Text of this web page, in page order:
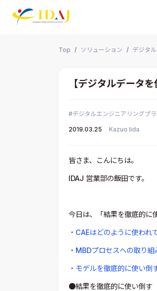
Top ソリューション デジタ
【デジタルデータ
デジタルエンジニアリングプ
2019.03.25 Kazuo Iida
皆さま、こんにちは。
IDAJ 営業部の飯田です。
今日は、「結果を徹底的に
・CAEはどのように使われ
・MBDプロセスへの取り組
・モデルを徹底的に使い倒
●結果を徹底的に使い倒す